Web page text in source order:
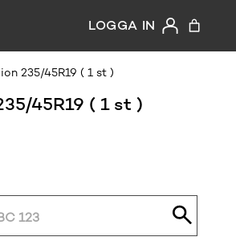
LOGGA IN
235/45R19 ( 1 st )
45R19 ( 1 st )